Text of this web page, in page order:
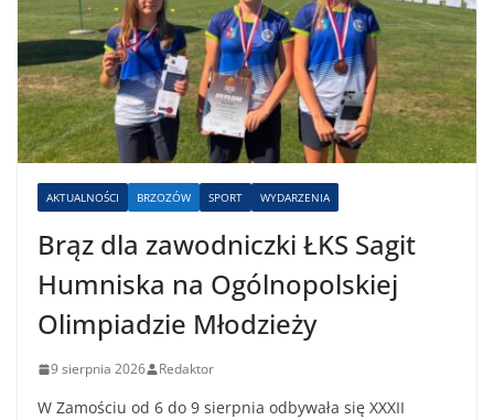
AKTUALNOŚCI BRZOZÓW SPORT WYDARZENIA
Brąz dla zawodniczki ŁKS Sagit
Humniska na Ogólnopolskiej
Olimpiadzie Młodzieży
9 sierpnia 2026 Redaktor
W Zamościu od 6 do 9 sierpnia odbywała się XXXII